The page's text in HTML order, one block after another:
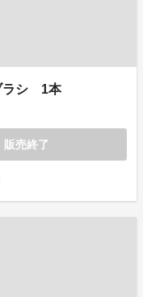
ラシ 1本
販売終了